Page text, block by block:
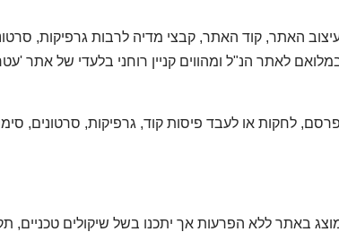
האתר, קוד האתר, קבצי מדיה לרבות גרפיקות,
לאתר הנ"ל ומהווים קניין רוחני בלעדי של אתר
לחקות או לעבד פיסות קוד, גרפיקות, סרטונים,
באתר ללא הפרעות אך יתכנו בשל שיקולים טכניים,